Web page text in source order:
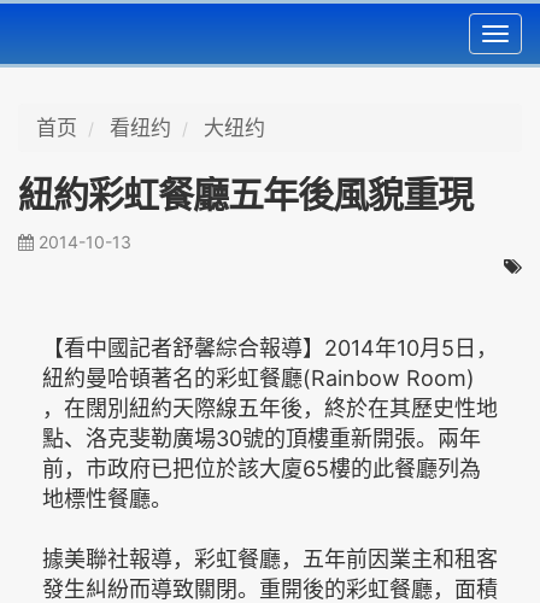
首页 看纽约 大纽约
紐約彩虹餐廳五年後風貌重現
2014-10-13
【看中國記者舒馨綜合報導】2014年10月5日，
紐約曼哈頓著名的彩虹餐廳(Rainbow Room)
，在闊別紐約天際線五年後，終於在其歷史性地
點、洛克斐勒廣場30號的頂樓重新開張。兩年
前，市政府已把位於該大廈65樓的此餐廳列為
地標性餐廳。
據美聯社報導，彩虹餐廳，五年前因業主和租客
發生糾紛而導致關閉。重開後的彩虹餐廳，面積